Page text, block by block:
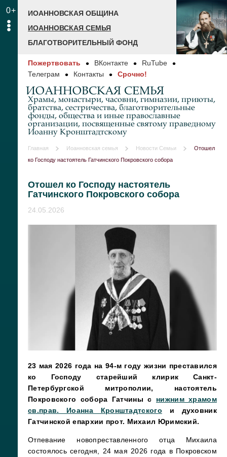
0+
ИОАННОВСКАЯ ОБЩИНА
ИОАННОВСКАЯ СЕМЬЯ
БЛАГОТВОРИТЕЛЬНЫЙ ФОНД
Пожертвовать ВКонтакте
RuTube
Телеграм
Контакты Срочно!
ИОАННОВСКАЯ СЕМЬЯ
Храмы, монастыри, часовни, гимназии, приюты,
братства, сестричества, благотворительные
фонды, общества и иные православные
организации, посвященные святому праведному
Иоанну Кронштадтскому
Главная Иоанновская семья Новости Семьи
Отошел
ко Господу настоятель Гатчинского Покровского собора
Отошел ко Господу настоятель
Гатчинского Покровского собора
24.05.2026
23 мая 2026 года на 94-м году жизни преставился
ко Господу старейший клирик Санкт-
Петербургской митрополии, настоятель
Покровского собора Гатчины с нижним храмом
св.прав. Иоанна Кронштадтского и духовник
Гатчинской епархии прот. Михаил Юримский.
Отпевание новопреставленного отца Михаила
состоялось сегодня, 24 мая 2026 года в Покровском